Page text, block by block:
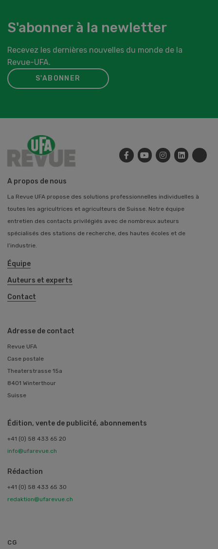
S'abonner à la newletter
Recevez les dernières nouvelles du monde de la
Revue-UFA.
S'ABONNER
A propos de nous
La Revue UFA propose des solutions professionnelles individuelles à
toutes les agricultrices et agriculteurs de Suisse. Notre équipe
entretien des contacts privilégiés avec de nombreux auteurs
spécialisés des stations de recherche, des hautes écoles et de
l’industrie.
Équipe
Auteurs et experts
Contact
Adresse de contact
Revue UFA
Case postale
Theaterstrasse 15a
8401 Winterthour
Suisse
Édition, vente de publicité, abonnements
+41 (0) 58 433 65 20
info@ufarevue.ch
Rédaction
+41 (0) 58 433 65 30
redaktion@ufarevue.ch
CG